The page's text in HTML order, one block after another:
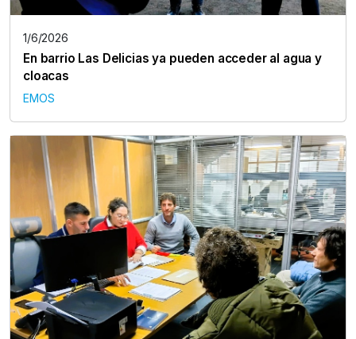
1/6/2026
En barrio Las Delicias ya pueden acceder al agua y
cloacas
EMOS